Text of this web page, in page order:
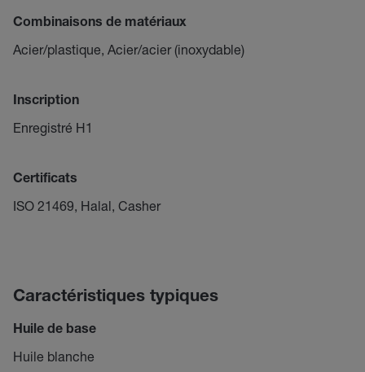
Combinaisons de matériaux
Acier/plastique, Acier/acier (inoxydable)
Inscription
Enregistré H1
Certificats
ISO 21469, Halal, Casher
Caractéristiques typiques
Huile de base
Huile blanche